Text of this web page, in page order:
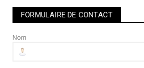
FORMULAIRE DE CONTACT
Nom